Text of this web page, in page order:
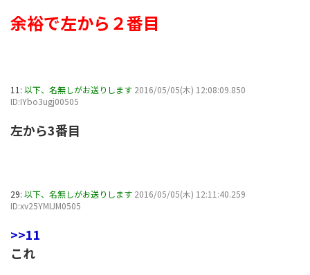
余裕で左から２番目
11: 以下、名無しがお送りします 2016/05/05(木) 12:08:09.850
ID:IYbo3ugj00505
左から3番目
29: 以下、名無しがお送りします 2016/05/05(木) 12:11:40.259
ID:xv25YMIJM0505
>>11
これ